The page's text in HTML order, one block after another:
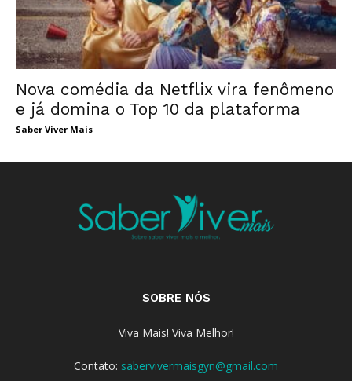
Nova comédia da Netflix vira fenômeno
e já domina o Top 10 da plataforma
Saber Viver Mais
SOBRE NÓS
Viva Mais! Viva Melhor!
Contato: sabervivermaisgyn@gmail.com